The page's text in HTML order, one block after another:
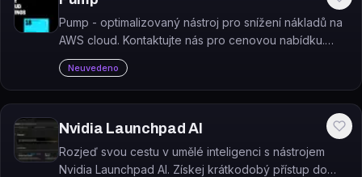
Pump - optimalizovaný nástroj pro snížení nákladů na
AWS cloud. Kontaktujte nás pro cenovou nabídku.
Ideální pro startupy, kteří chtějí šetřit.
Neuvedeno
Nvidia Launchpad AI
Rozjeď svou cestu v umělé inteligenci s nástrojem
Nvidia Launchpad AI. Získej krátkodobý přístup do